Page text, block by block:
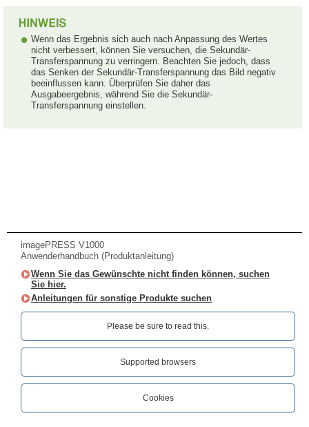
Wenn das Ergebnis sich auch nach Anpassung des Wertes
nicht verbessert, können Sie versuchen, die Sekundär-
Transferspannung zu verringern. Beachten Sie jedoch, dass
das Senken der Sekundär-Transferspannung das Bild negativ
beeinflussen kann. Überprüfen Sie daher das
Ausgabeergebnis, während Sie die Sekundär-
Transferspannung einstellen.
imagePRESS V1000
Anwenderhandbuch (Produktanleitung)
Wenn Sie das Gewünschte nicht finden können, suchen
Sie hier.
Anleitungen für sonstige Produkte suchen
Please be sure to read this.‎
Supported browsers
Cookies